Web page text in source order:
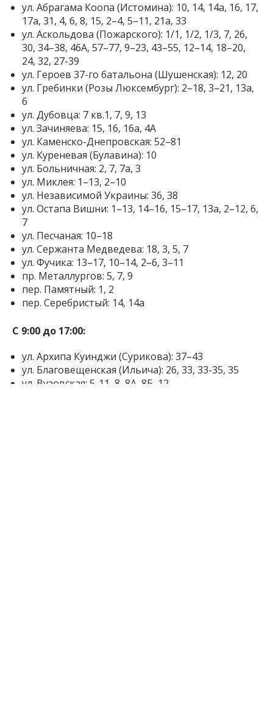
ул. Абрагама Коопа (Истомина): 10, 14, 14а, 16, 17,
17а, 31, 4, 6, 8, 15, 2–4, 5–11, 21а, 33
ул. Аскольдова (Пожарского): 1/1, 1/2, 1/3, 7, 26,
30, 34–38, 46А, 57–77, 9–23, 43–55, 12–14, 18–20,
24, 32, 27-39
ул. Героев 37-го батальона (Шушенская): 12, 20
ул. Гребинки (Розы Люксембург): 2–18, 3–21, 13а,
6
ул. Дубовца: 7 кв.1, 7, 9, 13
ул. Зачиняева: 15, 16, 16а, 4А
ул. Каменско-Днепровская: 52–81
ул. Куреневая (Булавина): 10
ул. Больничная: 2, 7, 7а, 3
ул. Миклея: 1–13, 2–10
ул. Независимой Украины: 36, 38
ул. Остапа Вишни: 1–13, 14–16, 15–17, 13а, 2–12, 6,
7
ул. Песчаная: 10–18
ул. Сержанта Медведева: 18, 3, 5, 7
ул. Фучика: 13–17, 10–14, 2–6, 3–11
пр. Металлургов: 5, 7, 9
пер. Памятный: 1, 2
пер. Серебристый: 14, 14а
С 9:00 до 17:00:
ул. Архипа Куинджи (Сурикова): 37–43
ул. Благовещенская (Ильича): 26, 33, 33-35, 35
ул. Вузовская: 5-11, 8, 8А, 8Б, 12